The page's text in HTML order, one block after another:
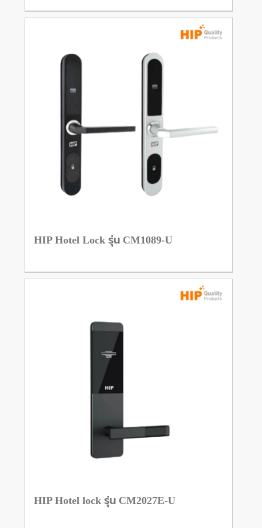
HIP Hotel Lock รุ่น CM1089-U
HIP Hotel lock รุ่น CM2027E-U